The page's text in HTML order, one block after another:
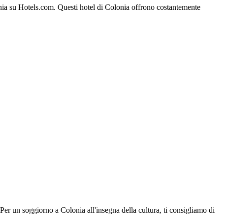
su Hotels.com. Questi hotel di Colonia offrono costantemente
un soggiorno a Colonia all'insegna della cultura, ti consigliamo di